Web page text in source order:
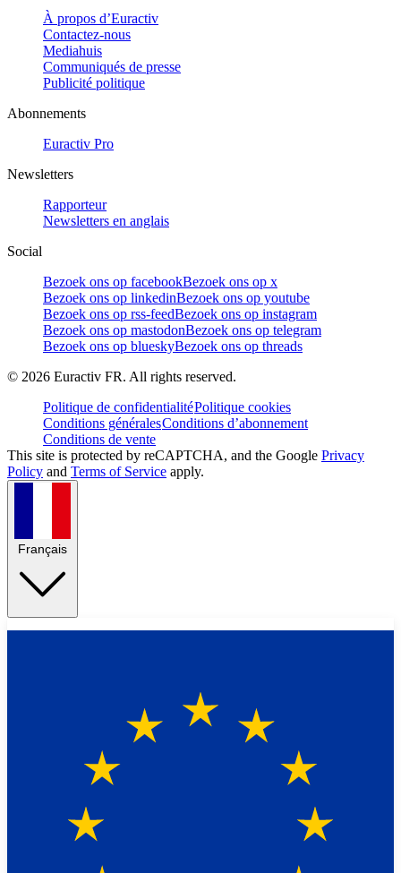
À propos d’Euractiv
Contactez-nous
Mediahuis
Communiqués de presse
Publicité politique
Abonnements
Euractiv Pro
Newsletters
Rapporteur
Newsletters en anglais
Social
Bezoek ons op facebookBezoek ons op x
Bezoek ons op linkedinBezoek ons op youtube
Bezoek ons op rss-feedBezoek ons op instagram
Bezoek ons op mastodonBezoek ons op telegram
Bezoek ons op blueskyBezoek ons op threads
© 2026 Euractiv FR. All rights reserved.
Politique de confidentialitéPolitique cookies
Conditions généralesConditions d’abonnement
Conditions de vente
This site is protected by reCAPTCHA, and the Google Privacy
Policy and Terms of Service apply.
Français